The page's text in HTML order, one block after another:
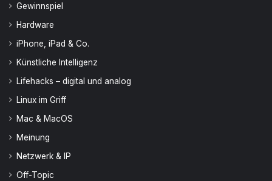
Gewinnspiel
Hardware
iPhone, iPad & Co.
Künstliche Intelligenz
Lifehacks – digital und analog
Linux im Griff
Mac & MacOS
Meinung
Netzwerk & IP
Off-Topic